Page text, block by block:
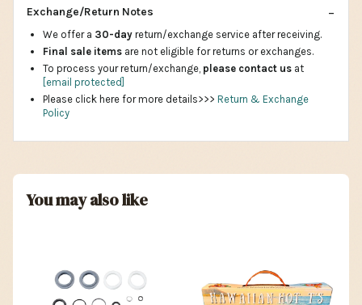
Exchange/Return Notes
We offer a 30-day return/exchange service after receiving.
Final sale items are not eligible for returns or exchanges.
To process your return/exchange, please contact us at
[email protected]
Please click here for more details>>> Return & Exchange
Policy
You may also like